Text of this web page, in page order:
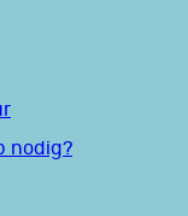
nodig?